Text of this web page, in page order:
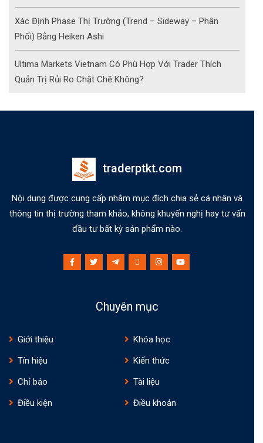
Xác Định Phase Thị Trường (Trend – Sideway – Phân
Phối) Bằng Heiken Ashi
Ultima Markets Vietnam Có Phù Hợp Với Trader Thích
Quản Trị Rủi Ro Chặt Chẽ Không?
traderptkt.com
Nội dung được cung cấp nhằm mục đích chia sẻ cá nhân và
thông tin thị trường tham khảo, không khuyến nghị hay tư vấn
đầu tư bất kỳ sản phẩm nào.
Chuyên mục
Giới thiệu
Khóa học
Tín hiệu
Kiến thức
Chỉ báo
Tài liệu
Điều kiện
Điều khoản